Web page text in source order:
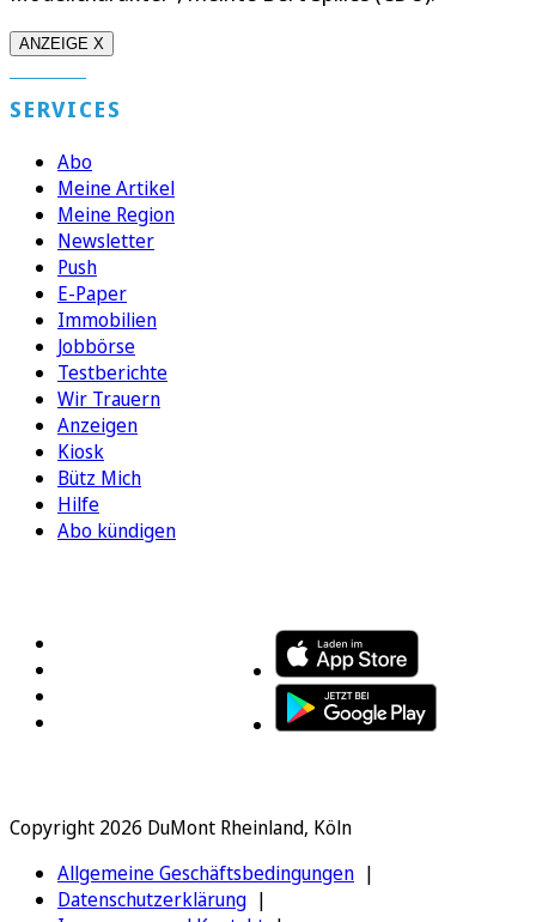
ANZEIGE X
SERVICES
Abo
Meine Artikel
Meine Region
Newsletter
Push
E-Paper
Immobilien
Jobbörse
Testberichte
Wir Trauern
Anzeigen
Kiosk
Bütz Mich
Hilfe
Abo kündigen
Copyright 2026 DuMont Rheinland, Köln
Allgemeine Geschäftsbedingungen
Datenschutzerklärung